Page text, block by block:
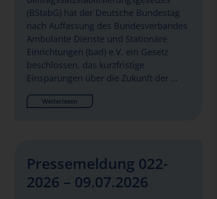
(BStabG) hat der Deutsche Bundestag
nach Auffassung des Bundesverbandes
Ambulante Dienste und Stationäre
Einrichtungen (bad) e.V. ein Gesetz
beschlossen, das kurzfristige
Einsparungen über die Zukunft der …
Weiterlesen
Pressemeldung 022-
2026 – 09.07.2026